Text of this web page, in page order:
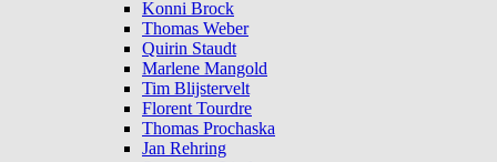
Konni Brock
Thomas Weber
Quirin Staudt
Marlene Mangold
Tim Blijstervelt
Florent Tourdre
Thomas Prochaska
Jan Rehring